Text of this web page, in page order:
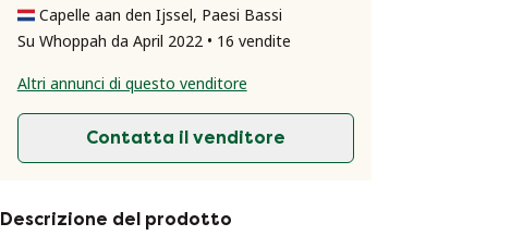
Capelle aan den Ijssel, Paesi Bassi
Su Whoppah da April 2022 • 16 vendite
Altri annunci di questo venditore
Contatta il venditore
Descrizione del prodotto